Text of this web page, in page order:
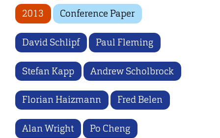
2013 Conference Paper
David Schlipf Paul Fleming
Stefan Kapp Andrew Scholbrock
Florian Haizmann Fred Belen
Alan Wright Po Cheng